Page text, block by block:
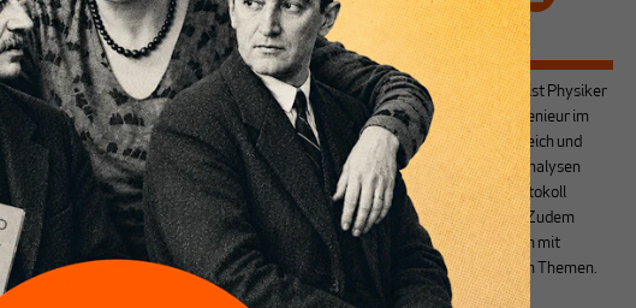
meisten neueren Erklärungen zur
man sich von der Vorstellung der
möglich distanzieren möchte.
Umfang von Banken und deren
Umfang wird nicht ausreichend motiviert.
beantwortet einen Teil der
zu zahlenden Zinsen der
für Banken:
Jan Rischmüllerist Physiker
und Netzwerkingenieur im
Weitverkehrsbereich und
veröffentlichte Analysen
über Internet Protokoll
Version 6 (IPv6). Zudem
beschäftigt er sich mit
geldtheoretischen Themen.